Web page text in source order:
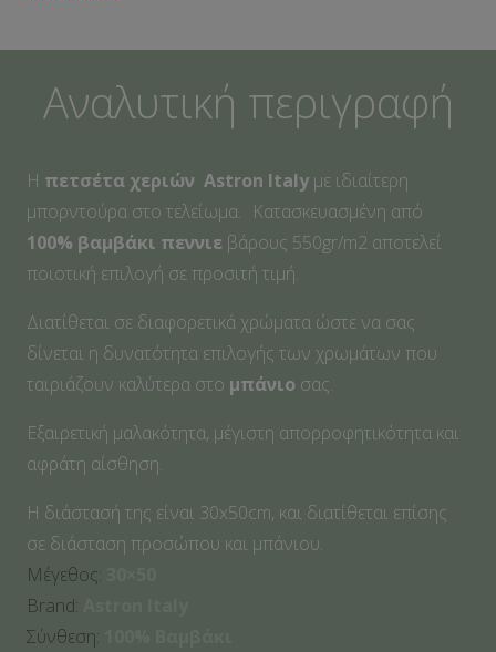
Αναλυτική περιγραφή
Η πετσέτα χεριών Αstron Italy με ιδιαίτερη
μπορντούρα στο τελείωμα. Κατασκευασμένη από
100% βαμβάκι πεννιε βάρους 550gr/m2 αποτελεί
ποιοτική επιλογή σε προσιτή τιμή.
Διατίθεται σε διαφορετικά χρώματα ώστε να σας
δίνεται η δυνατότητα επιλογής των χρωμάτων που
ταιριάζουν καλύτερα στο μπάνιο σας.
Εξαιρετική μαλακότητα, μέγιστη απορροφητικότητα και
αφράτη αίσθηση.
Η διάστασή της είναι 30x50cm, και διατίθεται επίσης
σε διάσταση προσώπου και μπάνιου.
Μέγεθος:
Brand:
Σύνθεση: